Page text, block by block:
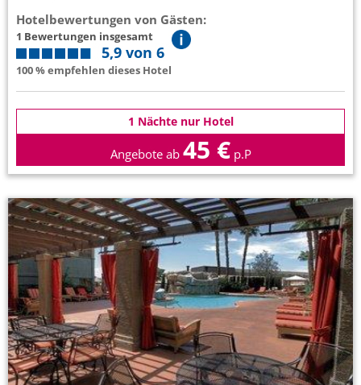
Hotelbewertungen von Gästen:
1 Bewertungen insgesamt
5,9 von 6
100 % empfehlen dieses Hotel
1 Nächte nur Hotel
Angebote ab 45 € p.P